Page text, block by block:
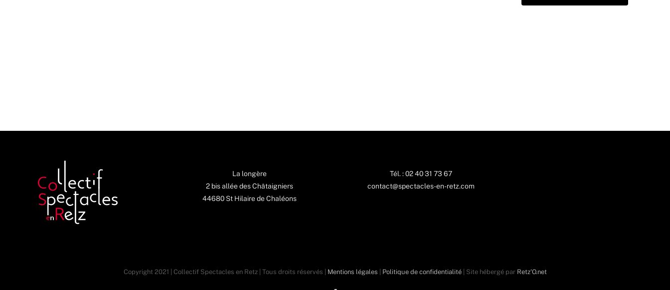
La longère
2 bis allée des Châtaigniers
44680 St Hilaire de Chaléons
Tél. : 02 40 31 73 67
contact@spectacles-en-retz.com
Copyright 2021 | Collectif Spectacles en Retz | Tous droits réservés | Mentions légales Politique de confidentialité| Site hébergé par Retz'O.net